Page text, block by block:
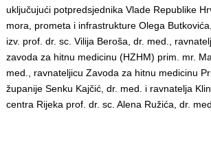
uključujući potpredsjednika Vlade Republike
mora, prometa i infrastrukture Olega
izv. prof. dr. sc. Vilija Beroša, dr. med.,
zavoda za hitnu medicinu (HZHM) prim. mr.
med., ravnateljicu Zavoda za hitnu medicinu
županije Senku Kajčić, dr. med. i ravnatelja
centra Rijeka prof. dr. sc. Alena Ružića, dr. med.